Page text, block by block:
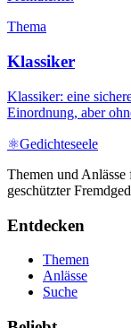
Thema
Klassiker
Klassiker: eine
Einordnung, aber
⚛Gedichteseele
Themen und
geschützter
Entdecken
Themen
Anlässe
Suche